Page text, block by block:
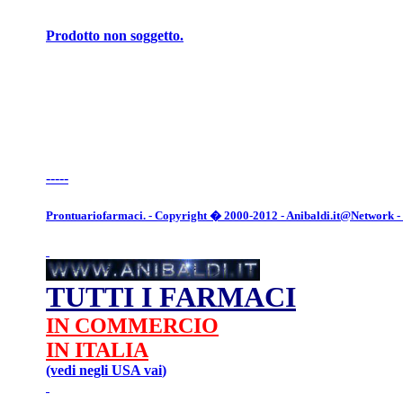
Prodotto non soggetto.
-----
Prontuariofarmaci. - Copyright � 2000-2012 - Anibaldi.it@Network
TUTTI I FARMACI
IN COMMERCIO
IN ITALIA
(vedi negli USA vai)